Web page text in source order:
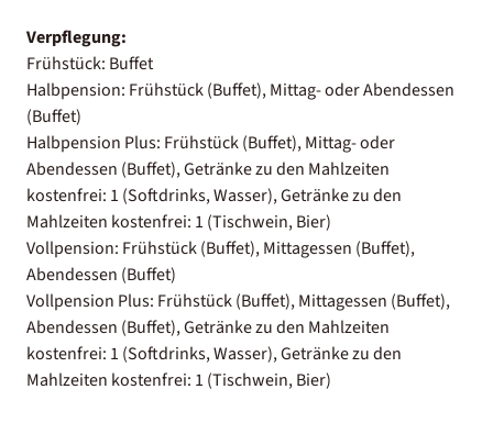
Verpflegung:
Frühstück: Buffet
Halbpension: Frühstück (Buffet), Mittag- oder Abendessen
(Buffet)
Halbpension Plus: Frühstück (Buffet), Mittag- oder
Abendessen (Buffet), Getränke zu den Mahlzeiten
kostenfrei: 1 (Softdrinks, Wasser), Getränke zu den
Mahlzeiten kostenfrei: 1 (Tischwein, Bier)
Vollpension: Frühstück (Buffet), Mittagessen (Buffet),
Abendessen (Buffet)
Vollpension Plus: Frühstück (Buffet), Mittagessen (Buffet),
Abendessen (Buffet), Getränke zu den Mahlzeiten
kostenfrei: 1 (Softdrinks, Wasser), Getränke zu den
Mahlzeiten kostenfrei: 1 (Tischwein, Bier)